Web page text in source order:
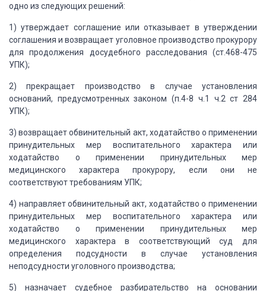
одно из следующих решений:
1) утверждает соглашение или отказывает в утверждении
соглашения и возвращает уголовное производство прокурору
для продолжения досудебного расследования (ст.468-475
УПК);
2) прекращает производство в случае установления
оснований, предусмотренных законом(п.4-8 ч.1 ч.2 ст 284
УПК);
3) возвращает обвинительный акт, ходатайство о применении
принудительных мер воспитательного характера или
ходатайство о применении принудительныхмер
медицинского характера прокурору, если они не
соответствуют требованиям УПК;
4) направляет обвинительный акт, ходатайство о применении
принудительных мер воспитательного характера или
ходатайство о применении принудительныхмер
медицинского характера в соответствующий суд для
определения подсудности в случае установления
неподсудности уголовного производства;
5) назначает судебное разбирательство на основании